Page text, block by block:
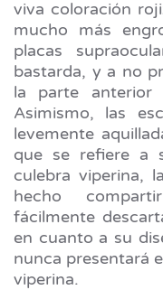
viva coloración
mucho más
placas
bastarda, y a no
la parte anterior
Asimismo, las
levemente
que se refiere a
culebra viperina,
hecho
fácilmente
en cuanto a su
nunca presentará
viperina.